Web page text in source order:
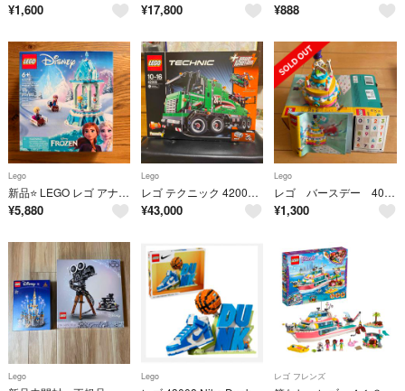
¥1,600 ¥17,800 ¥888
Lego
新品⭐️ LEGO レゴ アナとエルサのまほうのメリーゴーランド 43218
¥5,880
Lego
レゴ テクニック 42008 サービストラックNO1
¥43,000
Lego
レゴ バースデー 40382
¥1,300
Lego Lego レゴ フレンズ